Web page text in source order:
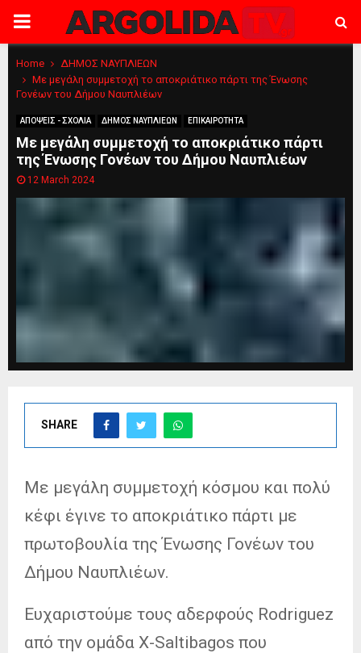
PRIMARY
MENU
Home
ΔΗΜΟΣ ΝΑΥΠΛΙΕΩΝ
Με μεγάλη συμμετοχή το αποκριάτικο πάρτι της Ένωσης
Γονέων του Δήμου Ναυπλιέων
ΑΠΟΨΕΙΣ - ΣΧΟΛΙΑ ΔΗΜΟΣ ΝΑΥΠΛΙΕΩΝ ΕΠΙΚΑΙΡΟΤΗΤΑ
Με μεγάλη συμμετοχή το αποκριάτικο πάρτι
της Ένωσης Γονέων του Δήμου Ναυπλιέων
12 March 2024
SHARE
Με μεγάλη συμμετοχή κόσμου και πολύ
κέφι έγινε το αποκριάτικο πάρτι με
πρωτοβουλία της Ένωσης Γονέων του
Δήμου Ναυπλιέων.
Ευχαριστούμε τους αδερφούς Rodriguez
από την ομάδα X-Saltibagos που